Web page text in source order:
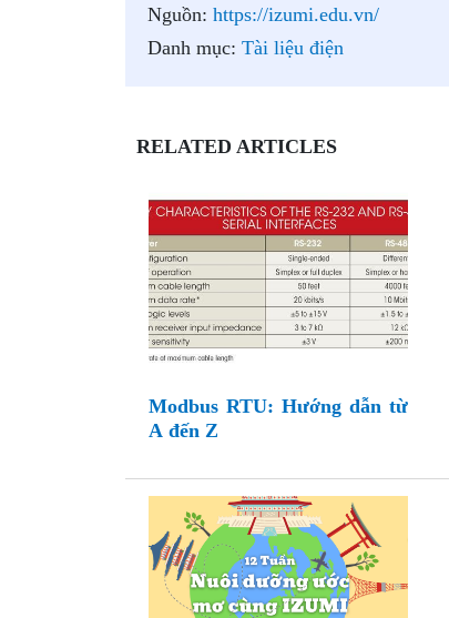
Nguồn: https://izumi.edu.vn/
Danh mục: Tài liệu điện
RELATED ARTICLES
Modbus RTU: Hướng dẫn từ
A đến Z